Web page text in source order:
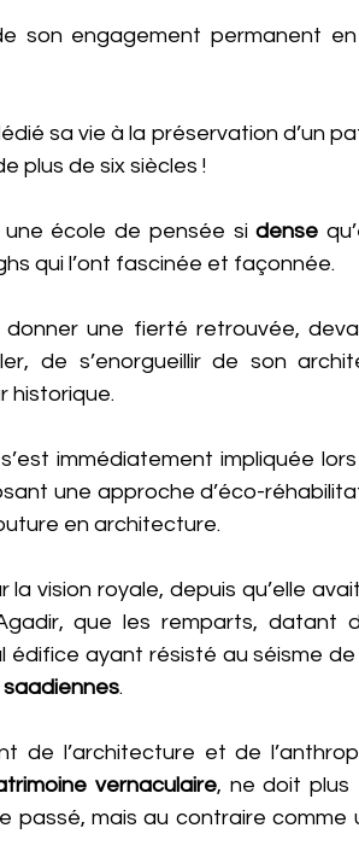
son engagement permanent
sa vie à la préservation d’un
plus de six siècles !
une école de pensée si dense
qui l’ont fascinée et façonnée.
donner une fierté retrouvée,
de s’enorgueillir de son
historique.
immédiatement impliquée
une approche d’éco-
en architecture.
vision royale, depuis qu’elle
que les remparts, datant
ayant résisté au séisme de
.
de l’architecture et de
vernaculaire, ne doit plus
passé, mais au contraire comme